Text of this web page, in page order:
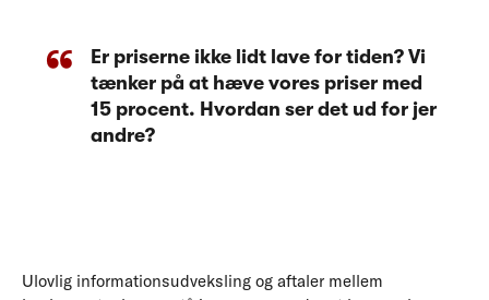
Er priserne ikke lidt lave for tiden? Vi
tænker på at hæve vores priser med
15 procent. Hvordan ser det ud for jer
andre?
Ulovlig informationsudveksling og aftaler mellem